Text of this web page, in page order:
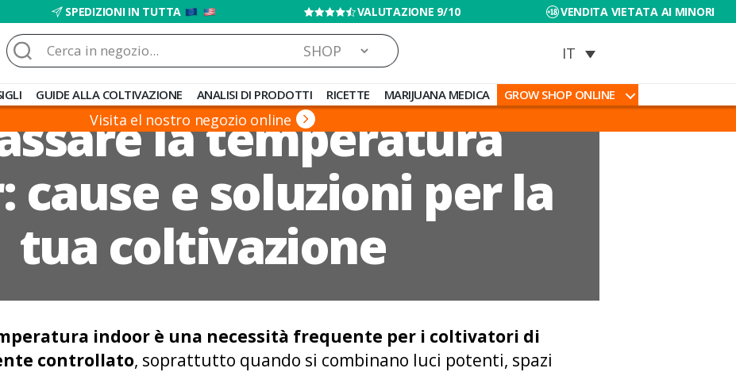
SPEDIZIONI IN TUTTA VALUTAZIONE 9/10 VENDITA VIETATA AI MINORI
Cerca:
GUIDE ALLA COLTIVAZIONE ANALISI DI PRODOTTI RICETTE MARIJUANA MEDICA GROW SHOP ONLINE
Visita el nostro negozio online
la temperatura
cause e soluzioni per la
tua coltivazione
indoor è una necessità frequente per i coltivatori di
controllato, soprattutto quando si combinano luci potenti, spazi